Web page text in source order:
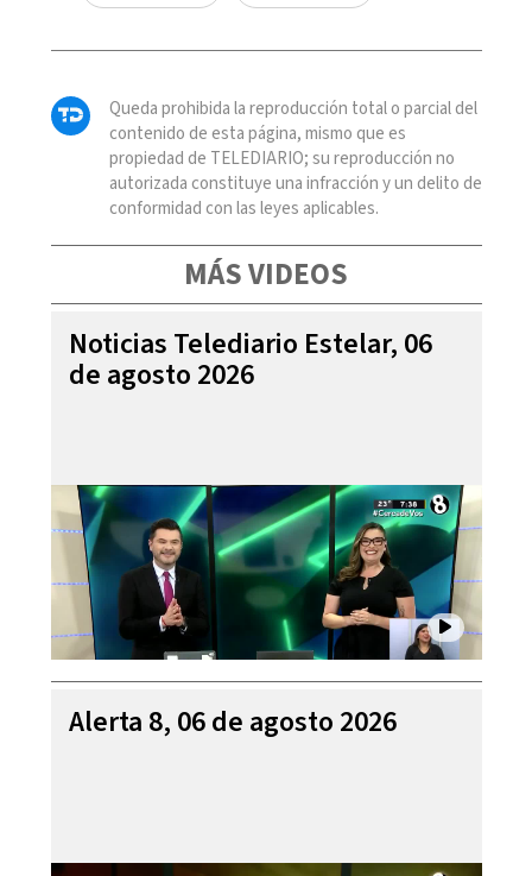
Queda prohibida la reproducción total o parcial del
contenido de esta página, mismo que es
propiedad de TELEDIARIO; su reproducción no
autorizada constituye una infracción y un delito de
conformidad con las leyes aplicables.
MÁS VIDEOS
Noticias Telediario Estelar, 06
de agosto 2026
Alerta 8, 06 de agosto 2026